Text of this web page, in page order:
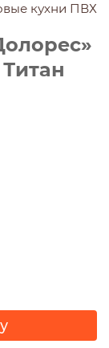
кухни ПВХ